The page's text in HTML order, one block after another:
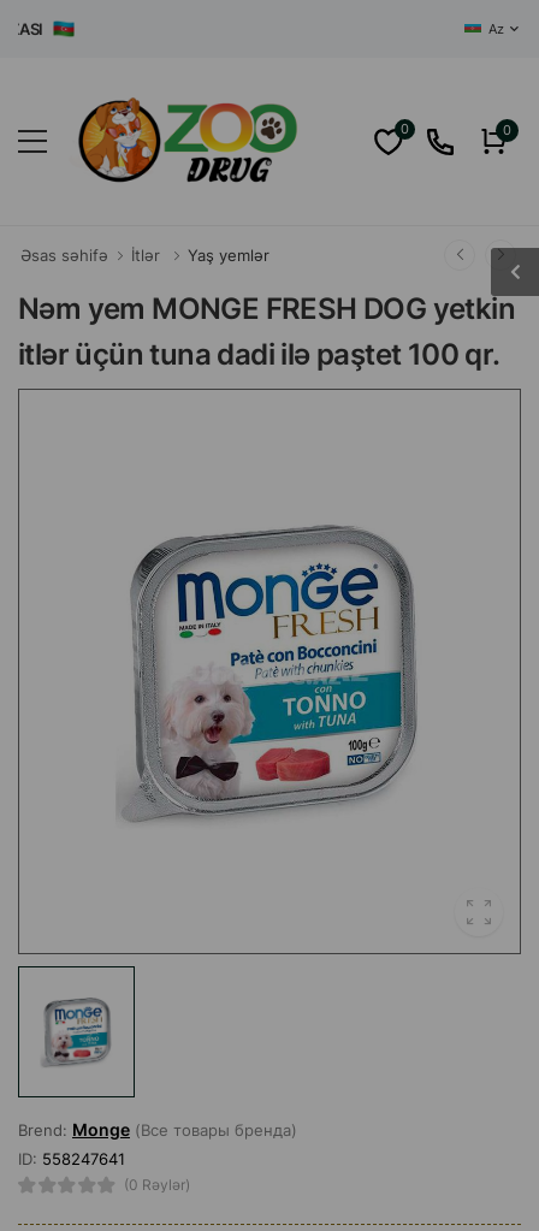
Az
0 0
Əsas səhifə İtlər Yaş yemlər
Nəm yem MONGE FRESH DOG yetkin
itlər üçün tuna dadi ilə paştet 100 qr.
Brend: Monge (Все товары бренда)
ID: 558247641
(0 Rəylər)